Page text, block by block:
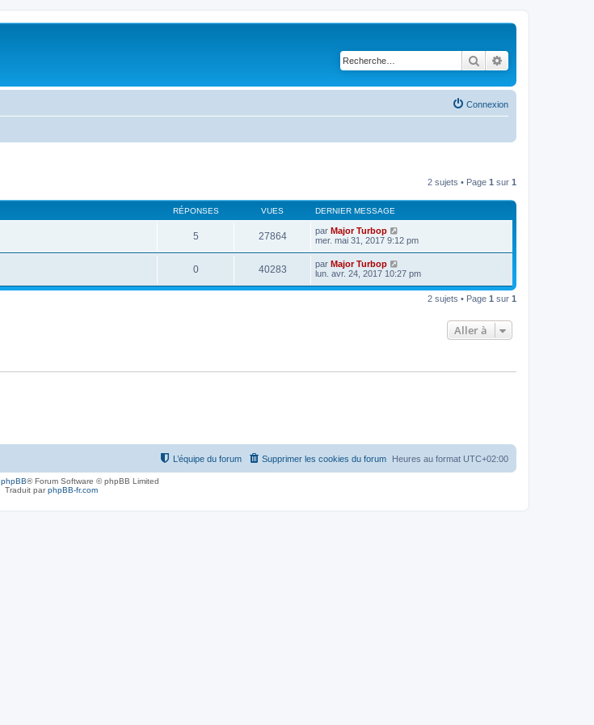
Rechercher
Connexion
2 sujets • Page 1 sur 1
RÉPONSES VUES DERNIER MESSAGE
5 27864 par Major Turbop
mer. mai 31, 2017 9:12 pm
0 40283 par Major Turbop
lun. avr. 24, 2017 10:27 pm
2 sujets • Page 1 sur 1
Aller à
Heures au format UTC+02:00
Supprimer les cookies du forum
L’équipe du forum
phpBB® Forum Software © phpBB Limited
Traduit parphpBB-fr.com